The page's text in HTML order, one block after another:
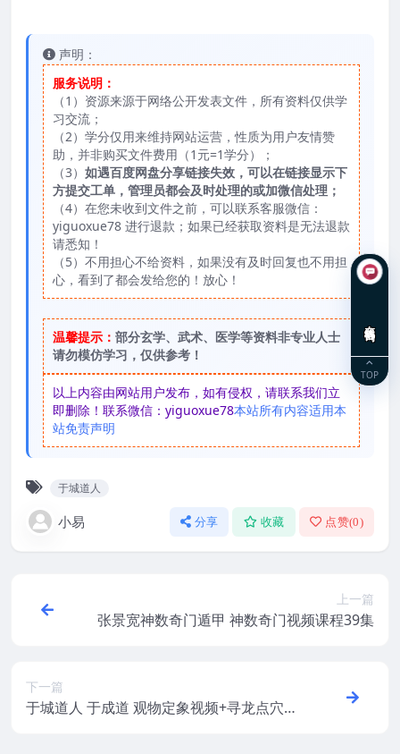
声明：
服务说明：
（1）资源来源于网络公开发表文件，所有资料仅供学
习交流；
（2）学分仅用来维持网站运营，性质为用户友情赞
助，并非购买文件费用（1元=1学分）；
（3） 如遇百度网盘分享链接失效，可以在链接显示下
方提交工单，管理员都会及时处理的或加微信处理；
（4）在您未收到文件之前，可以联系客服微信：
yiguoxue78 进行退款；如果已经获取资料是无法退款
请悉知！
（5）不用担心不给资料，如果没有及时回复也不用担
心，看到了都会发给您的！放心！
温馨提示： 部分玄学、武术、医学等资料非专业人士
请勿模仿学习，仅供参考！
以上内容由网站用户发布，如有侵权，请联系我们立
即删除！联系微信：yiguoxue78本站所有内容适用本
站免责声明
于城道人
小易 分享 收藏 点赞(0)
上一篇
张景宽神数奇门遁甲 神数奇门视频课程39集
下一篇
于城道人 于成道 观物定象视频+寻龙点穴录
TOP